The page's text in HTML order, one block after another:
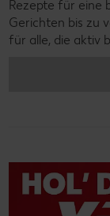
Rezepte für eine
Gerichten bis zu
für alle, die aktiv